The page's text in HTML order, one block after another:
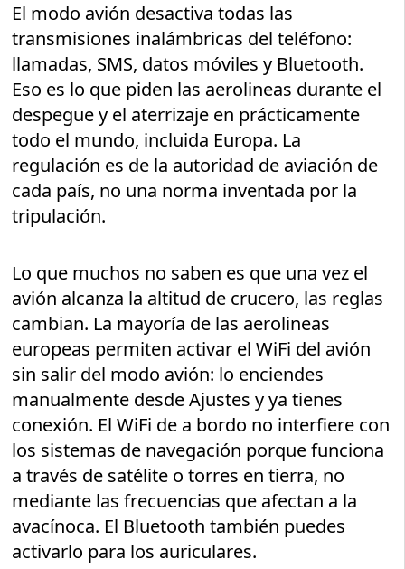
El modo avión desactiva todas las
transmisiones inalámbricas del teléfono:
llamadas, SMS, datos móviles y Bluetooth.
Eso es lo que piden las aerolineas durante el
despegue y el aterrizaje en prácticamente
todo el mundo, incluida Europa. La
regulación es de la autoridad de aviación de
cada país, no una norma inventada por la
tripulación.
Lo que muchos no saben es que una vez el
avión alcanza la altitud de crucero, las reglas
cambian. La mayoría de las aerolineas
europeas permiten activar el WiFi del avión
sin salir del modo avión: lo enciendes
manualmente desde Ajustes y ya tienes
conexión. El WiFi de a bordo no interfiere con
los sistemas de navegación porque funciona
a través de satélite o torres en tierra, no
mediante las frecuencias que afectan a la
avacínoca. El Bluetooth también puedes
activarlo para los auriculares.